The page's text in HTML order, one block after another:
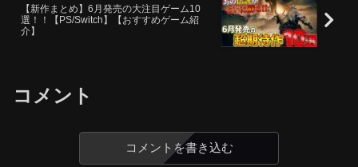
【新作まとめ】6月発売の大注目ゲーム10
選！！【PS/Switch】【おすすめゲーム紹
介】
コメント
コメントを書き込む